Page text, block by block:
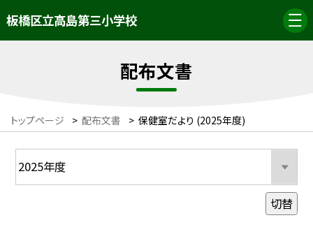
板橋区立高島第三小学校
配布文書
トップページ > 配布文書 > 保健室だより (2025年度)
切替